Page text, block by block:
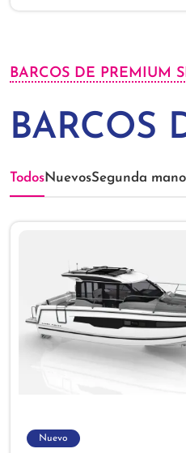
BARCOS DE PREMIUM
BARCOS
TodosNuevosSegunda mano
Nuevo